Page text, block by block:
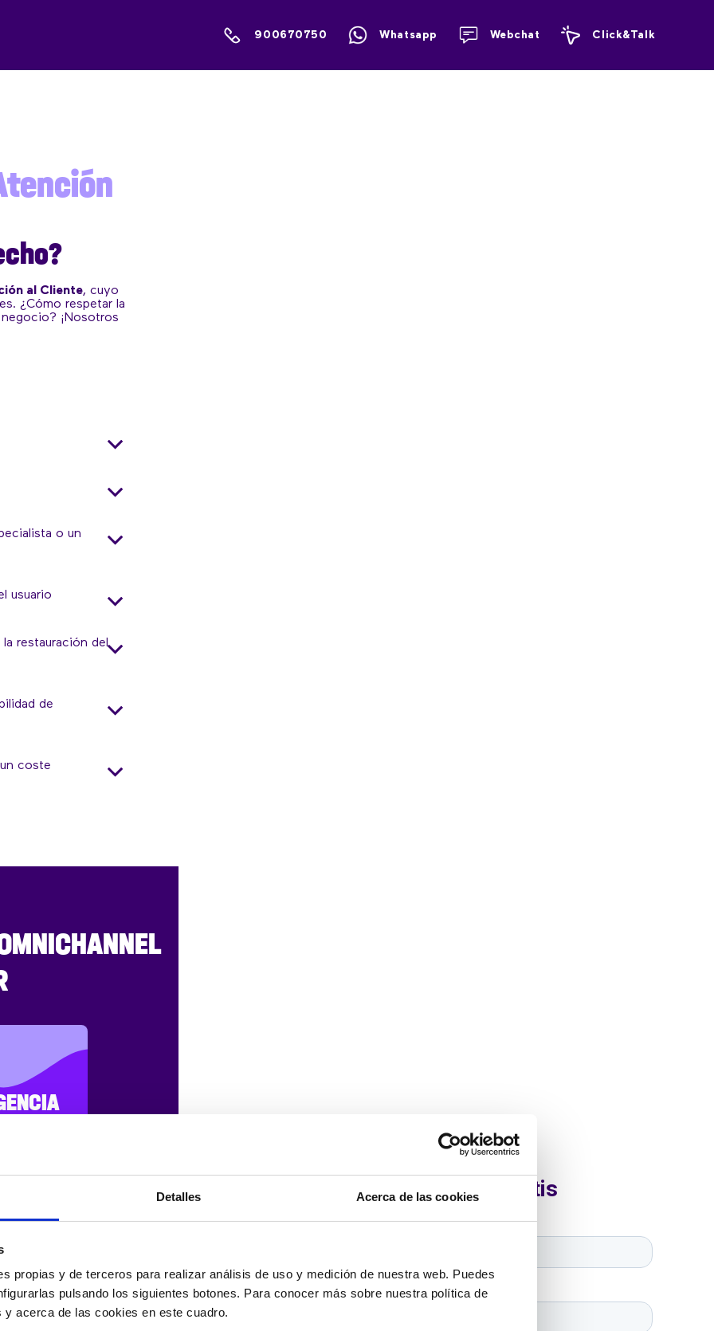
Detalles Acerca de las cookies
propias y de terceros para realizar análisis de uso y medición de nuestra web. Puedes
pulsando los siguientes botones. Para conocer más sobre nuestra política de
acerca de las cookies en este cuadro.
900670750 Whatsapp Webchat Click&Talk
al Cliente, cuyo
¿Cómo respetar la
¡Nosotros
o un
usuario
restauración del
de
coste
E